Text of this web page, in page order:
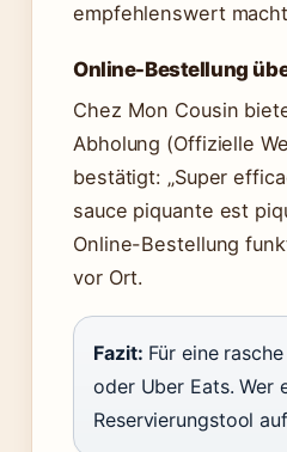
empfehlenswert
Online-Bestellung
Chez Mon Cousin
Abholung (Offizielle
bestätigt: „Super
sauce piquante est
Online-Bestellung
vor Ort.
Fazit: Für eine
oder Uber Eats. Wer
Reservierungstool